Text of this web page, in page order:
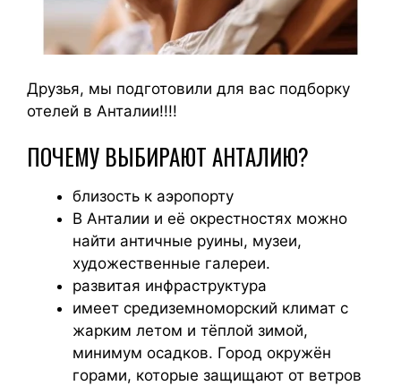
Друзья, мы подготовили для вас подборку
отелей в Анталии!!!!
ПОЧЕМУ ВЫБИРАЮТ АНТАЛИЮ?
близость к аэропорту
В Анталии и её окрестностях можно
найти античные руины, музеи,
художественные галереи.
развитая инфраструктура
имеет средиземноморский климат с
жарким летом и тёплой зимой,
минимум осадков. Город окружён
горами, которые защищают от ветров